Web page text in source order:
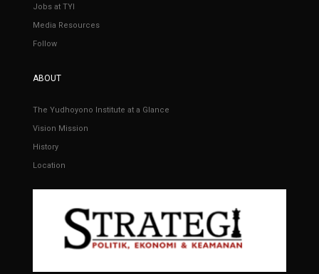
Jobs at TYI
Media Resources
Follow
ABOUT
The Yudhoyono Institute at a Glance
Vision Mission
History
Location